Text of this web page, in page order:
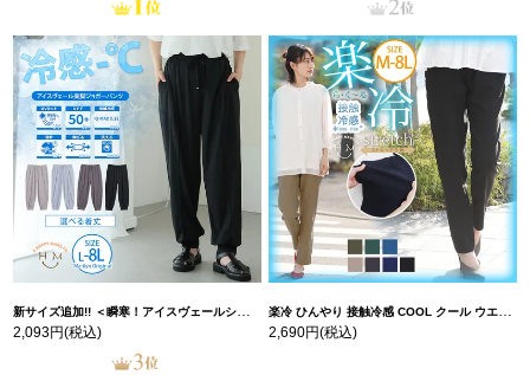
新サイズ追加!! ＜瞬寒！アイスヴェールシリーズ＞ 美脚 ジョガーパンツ 【ウェストゴム】 【ストレッチ】 | 大きいサイズの通販ならハッピーマリリン
2,093円(税込)
楽冷 ひんやり 接触冷感 COOL クール ウエストゴム 楽ちん ストレッチ 美脚 レギパン 【ストレッチ】 | 大きいサイズの通販ならハッピーマリリン
2,690円(税込)